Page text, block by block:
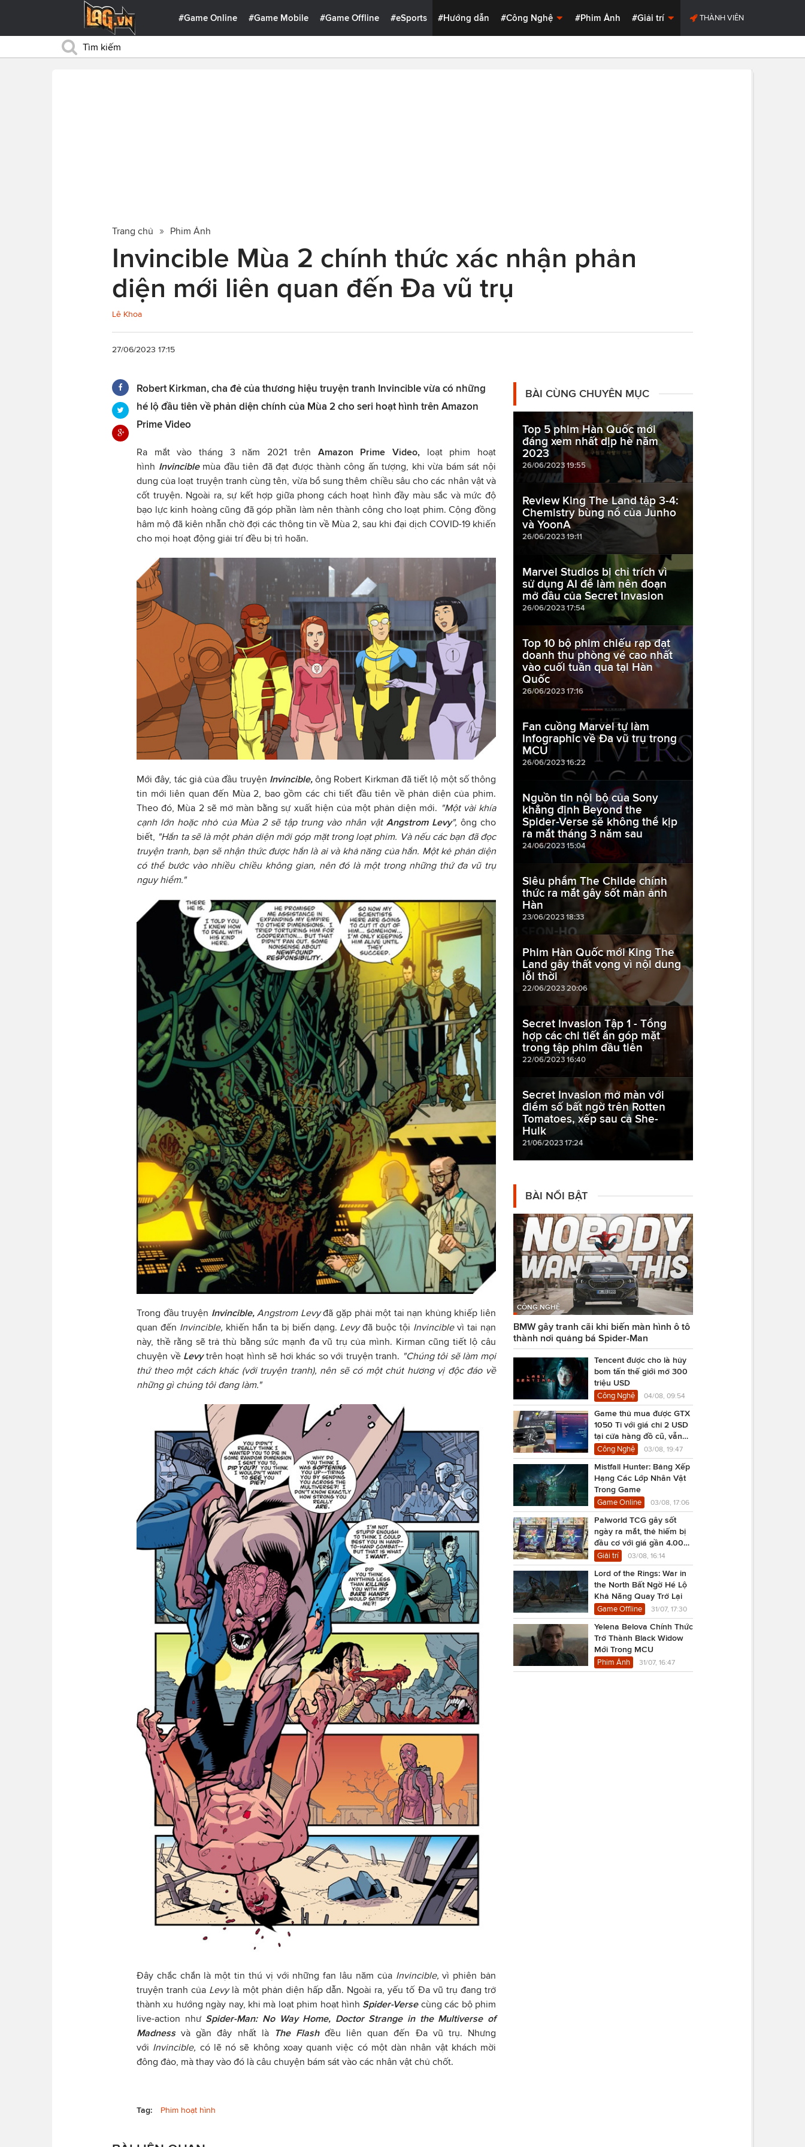
#Game Online #Game Mobile #Game Offline #eSports #Hướng dẫn #Công Nghệ #Phim Ảnh #Giải trí THÀNH VIÊN
Trang chủ Phim Ảnh
Invincible Mùa 2 chính thức xác nhận phản
diện mới liên quan đến Đa vũ trụ
Lê Khoa
27/06/2023 17:15
Robert Kirkman, cha đẻ của thương hiệu truyện tranh Invincible vừa có những
hé lộ đầu tiên về phản diện chính của Mùa 2 cho seri hoạt hình trên Amazon
Prime Video
Ra mắt vào tháng 3 năm 2021 trên Amazon Prime Video, loạt phim hoạt
hình Invincible mùa đầu tiên đã đạt được thành công ấn tượng, khi vừa bám sát nội
dung của loạt truyện tranh cùng tên, vừa bổ sung thêm chiều sâu cho các nhân vật và
cốt truyện. Ngoài ra, sự kết hợp giữa phong cách hoạt hình đầy màu sắc và mức độ
bạo lực kinh hoàng cũng đã góp phần làm nên thành công cho loạt phim. Cộng đồng
hâm mộ đã kiên nhẫn chờ đợi các thông tin về Mùa 2, sau khi đại dịch COVID-19 khiến
cho mọi hoạt động giải trí đều bị trì hoãn.
Mới đây, tác giả của đầu truyện Invincible,ông Robert Kirkman đã tiết lộ một số thông
tin mới liên quan đến Mùa 2, bao gồm các chi tiết đầu tiên về phản diện của phim.
Theo đó, Mùa 2 sẽ mở màn bằng sự xuất hiện của một phản diện mới. "Một vài khía
cạnh lớn hoặc nhỏ của Mùa 2 sẽ tập trung vào nhân vật Angstrom Levy", ông cho
biết,
"Hắn ta sẽ là một phản diện mới góp mặt trong loạt phim. Và nếu các bạn đã đọc
truyện tranh, bạn sẽ nhận thức được hắn là ai và khả năng của hắn. Một kẻ phản diện
có thể bước vào nhiều chiều không gian, nên đó là một trong những thứ đa vũ trụ
nguy hiểm."
Trong đầu truyện Invincible, Angstrom Levyđã gặp phải một tai nạn khủng khiếp liên
quan đến Invincible, khiến hắn ta bị biến dạng. Levyđã buộc tội Invinciblevì tai nạn
này, thề rằng sẽ trả thù bằng sức mạnh đa vũ trụ của mình. Kirman cũng tiết lộ câu
chuyện về Levytrên hoạt hình sẽ hơi khác so với truyện tranh. "Chúng tôi sẽ làm mọi
thứ theo một cách khác (với truyện tranh), nên sẽ có một chút hương vị độc đáo về
những gì chúng tôi đang làm."
Đây chắc chắn là một tin thú vị với những fan lâu năm của Invincible,vì phiên bản
truyện tranh của Levylà một phản diện hấp dẫn. Ngoài ra, yếu tố Đa vũ trụ đang trở
thành xu hướng ngày nay, khi mà loạt phim hoạt hình Spider-Verse cùng các bộ phim
live-action như Spider-Man: No Way Home, Doctor Strange in the Multiverse of
Madnessvà gần đây nhất là The Flashđều liên quan đến Đa vũ trụ. Nhưng
với Invincible, có lẽ nó sẽ không xoay quanh việc có một dàn nhân vật khách mời
đông đảo, mà thay vào đó là câu chuyện bám sát vào các nhân vật chủ chốt.
Tag: Phim hoạt hình
BÀI CÙNG CHUYÊN MỤC
Top 5 phim Hàn Quốc mới
đáng xem nhất dịp hè năm
2023
26/06/2023 19:55
Review King The Land tập 3-4:
Chemistry bùng nổ của Junho
và YoonA
26/06/2023 19:11
Marvel Studios bị chỉ trích vì
sử dụng AI để làm nên đoạn
mở đầu của Secret Invasion
26/06/2023 17:54
Top 10 bộ phim chiếu rạp đạt
doanh thu phòng vé cao nhất
vào cuối tuần qua tại Hàn
Quốc
26/06/2023 17:16
Fan cuồng Marvel tự làm
Infographic về Đa vũ trụ trong
MCU
26/06/2023 16:22
Nguồn tin nội bộ của Sony
khẳng định Beyond the
Spider-Verse sẽ không thể kịp
ra mắt tháng 3 năm sau
24/06/2023 15:04
Siêu phẩm The Childe chính
thức ra mắt gây sốt màn ảnh
Hàn
23/06/2023 18:33
Phim Hàn Quốc mới King The
Land gây thất vọng vì nội dung
lỗi thời
22/06/2023 20:06
Secret Invasion Tập 1 - Tổng
hợp các chi tiết ẩn góp mặt
trong tập phim đầu tiên
22/06/2023 16:40
Secret Invasion mở màn với
điểm số bất ngờ trên Rotten
Tomatoes, xếp sau cả She-
Hulk
21/06/2023 17:24
BÀI NỔI BẬT
CÔNG NGHỆ
BMW gây tranh cãi khi biến màn hình ô tô
thành nơi quảng bá Spider-Man
Tencent được cho là hủy
bom tấn thế giới mở 300
triệu USD
Công Nghệ 04/08, 09:54
Game thủ mua được GTX
1050 Ti với giá chỉ 2 USD
tại cửa hàng đồ cũ, vẫn
chạy Cyberpunk 2077
Công Nghệ 03/08, 19:47
Mistfall Hunter: Bảng Xếp
Hạng Các Lớp Nhân Vật
Trong Game
Game Online 03/08, 17:06
Palworld TCG gây sốt
ngày ra mắt, thẻ hiếm bị
đầu cơ với giá gần 4.000
USD
Giải trí 03/08, 16:14
Lord of the Rings: War in
the North Bất Ngờ Hé Lộ
Khả Năng Quay Trở Lại
Game Offline 31/07, 17:30
Yelena Belova Chính Thức
Trở Thành Black Widow
Mới Trong MCU
Phim Ảnh 31/07, 16:47